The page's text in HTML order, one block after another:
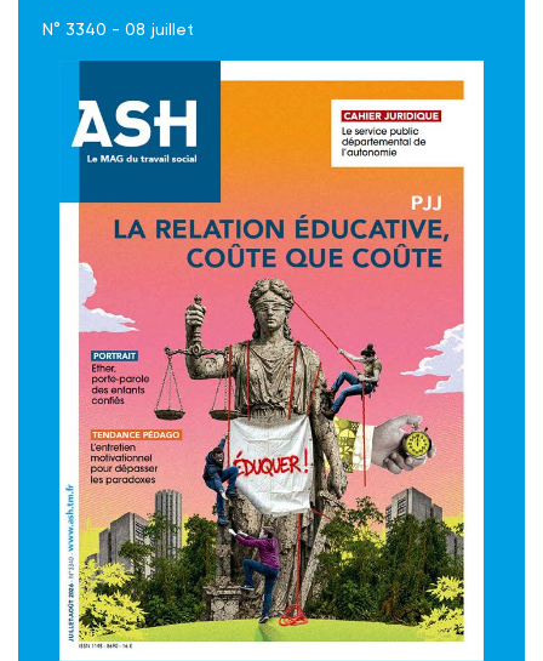
N° 3340 - 08 juillet